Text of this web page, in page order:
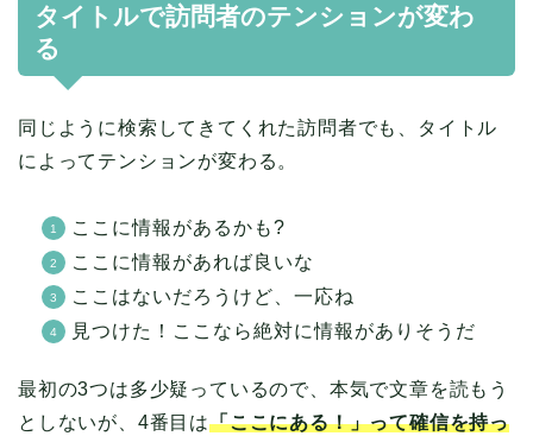
タイトルで訪問者のテンションが変わ
る
同じように検索してきてくれた訪問者でも、タイトル
によってテンションが変わる。
ここに情報があるかも?
ここに情報があれば良いな
ここはないだろうけど、一応ね
見つけた！ここなら絶対に情報がありそうだ
最初の3つは多少疑っているので、本気で文章を読もう
としないが、4番目は「ここにある！」って確信を持っ